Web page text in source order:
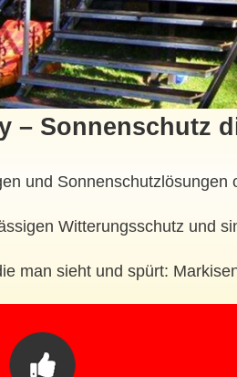
– Sonnenschutz
und
Witterungsschutz und
man sieht und spürt: